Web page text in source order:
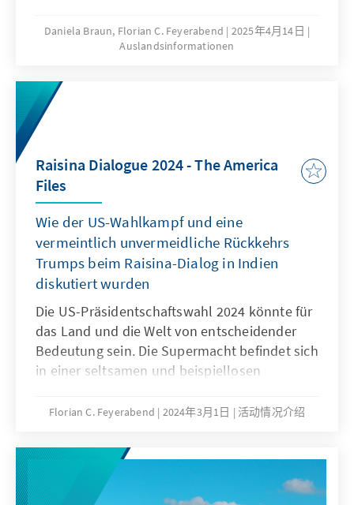
Philippinen und Vietnam, gegen den
übermächtigen Gegenspieler behaupten?
Daniela Braun, Florian C. Feyerabend
2025年4月14日
Auslandsinformationen
Raisina Dialogue 2024 - The America
Files
Wie der US-Wahlkampf und eine
vermeintlich unvermeidliche Rückkehrs
Trumps beim Raisina-Dialog in Indien
diskutiert wurden
Die US-Präsidentschaftswahl 2024 könnte für
das Land und die Welt von entscheidender
Bedeutung sein. Die Supermacht befindet sich
in einer seltsamen und beispiellosen
Legitimität des Präsidenten der Vereinigten
Wirtschaftsleistung und die Aussichten gut;
Tendenz steigend. Die Inflation hat die
Geschichte komplizierter gemacht, da
Florian C. Feyerabend 2024年3月1日 活动情况介绍